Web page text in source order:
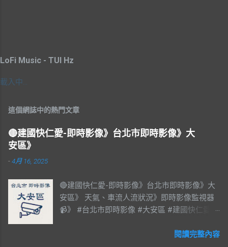
LoFi Music - TUI Hz
載入中…
這個網誌中的熱門文章
🔴建國快仁愛-即時影像》台北市即時影像》大
安區》
-4月 16, 2025
🔴建國快仁愛-即時影像》台北市即時影像》大
安區》 天氣、車流人流狀況》即時影像監視器
📹》 #台北市即時影像 #大安區 #建國快仁愛 #
#LIVE #直播 #即時路況 #即時影像監視器 #台
閱讀完整內容